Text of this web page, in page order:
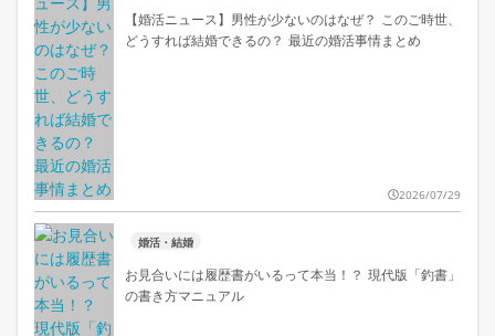
【婚活ニュース】男性が少ないのはなぜ？ このご時世、
どうすれば結婚できるの？ 最近の婚活事情まとめ
2026/07/29
婚活・結婚
お見合いには履歴書がいるって本当！？ 現代版「釣書」
の書き方マニュアル